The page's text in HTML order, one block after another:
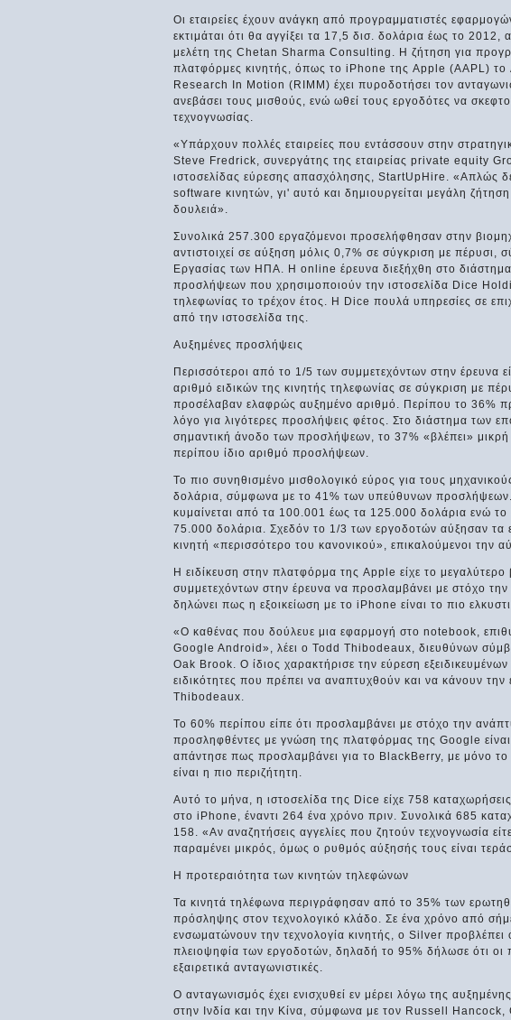
Οι εταιρείες έχουν ανάγκη από προγραμματιστές
εκτιμάται ότι θα αγγίξει τα 17,5 δισ. δολάρια έως το
μελέτη της Chetan Sharma Consulting. Η ζήτηση για
πλατφόρμες κινητής, όπως το iPhone της Apple (AAPL)
Research In Motion (RIMM) έχει πυροδοτήσει τον
ανεβάσει τους μισθούς, ενώ ωθεί τους εργοδότες να
τεχνογνωσίας.
«Υπάρχουν πολλές εταιρείες που εντάσσουν στην
Steve Fredrick, συνεργάτης της εταιρείας private equity
ιστοσελίδας εύρεσης απασχόλησης, StartUpHire. «Απλώς
software κινητών, γι' αυτό και δημιουργείται μεγάλη
δουλειά».
Συνολικά 257.300 εργαζόμενοι προσελήφθησαν στην
αντιστοιχεί σε αύξηση μόλις 0,7% σε σύγκριση με πέρυσι,
Εργασίας των ΗΠΑ. Η online έρευνα διεξήχθη στο
προσλήψεων που χρησιμοποιούν την ιστοσελίδα Dice
τηλεφωνίας το τρέχον έτος. Η Dice πουλά υπηρεσίες σε
από την ιστοσελίδα της.
Αυξημένες προσλήψεις
Περισσότεροι από το 1/5 των συμμετεχόντων στην έρευνα
αριθμό ειδικών της κινητής τηλεφωνίας σε σύγκριση με
προσέλαβαν ελαφρώς αυξημένο αριθμό. Περίπου το 36%
λόγο για λιγότερες προσλήψεις φέτος. Στο διάστημα των
σημαντική άνοδο των προσλήψεων, το 37% «βλέπει»
περίπου ίδιο αριθμό προσλήψεων.
Το πιο συνηθισμένο μισθολογικό εύρος για τους
δολάρια, σύμφωνα με το 41% των υπεύθυνων
κυμαίνεται από τα 100.001 έως τα 125.000 δολάρια ενώ
75.000 δολάρια. Σχεδόν το 1/3 των εργοδοτών αύξησαν τα
κινητή «περισσότερο του κανονικού», επικαλούμενοι την
Η ειδίκευση στην πλατφόρμα της Apple είχε το
συμμετεχόντων στην έρευνα να προσλαμβάνει με στόχο
δηλώνει πως η εξοικείωση με το iPhone είναι το πιο
«Ο καθένας που δούλευε μια εφαρμογή στο notebook,
Google Android», λέει ο Todd Thibodeaux, διευθύνων
Oak Brook. Ο ίδιος χαρακτήρισε την εύρεση
ειδικότητες που πρέπει να αναπτυχθούν και να κάνουν
Thibodeaux.
Το 60% περίπου είπε ότι προσλαμβάνει με στόχο την
προσληφθέντες με γνώση της πλατφόρμας της Google
απάντησε πως προσλαμβάνει για το BlackBerry, με μόνο
είναι η πιο περιζήτητη.
Αυτό το μήνα, η ιστοσελίδα της Dice είχε 758
στο iPhone, έναντι 264 ένα χρόνο πριν. Συνολικά 685
158. «Αν αναζητήσεις αγγελίες που ζητούν τεχνογνωσία
παραμένει μικρός, όμως ο ρυθμός αύξησής τους είναι
Η προτεραιότητα των κινητών τηλεφώνων
Τα κινητά τηλέφωνα περιγράφησαν από το 35% των
πρόσληψης στον τεχνολογικό κλάδο. Σε ένα χρόνο από
ενσωματώνουν την τεχνολογία κινητής, ο Silver
πλειοψηφία των εργοδοτών, δηλαδή το 95% δήλωσε ότι οι
εξαιρετικά ανταγωνιστικές.
Ο ανταγωνισμός έχει ενισχυθεί εν μέρει λόγω της
στην Ινδία και την Κίνα, σύμφωνα με τον Russell